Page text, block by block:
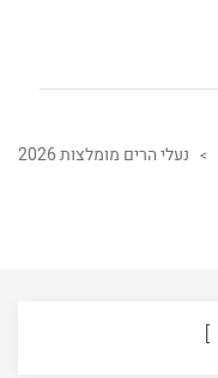
> נעלי הרים מומלצות 2026